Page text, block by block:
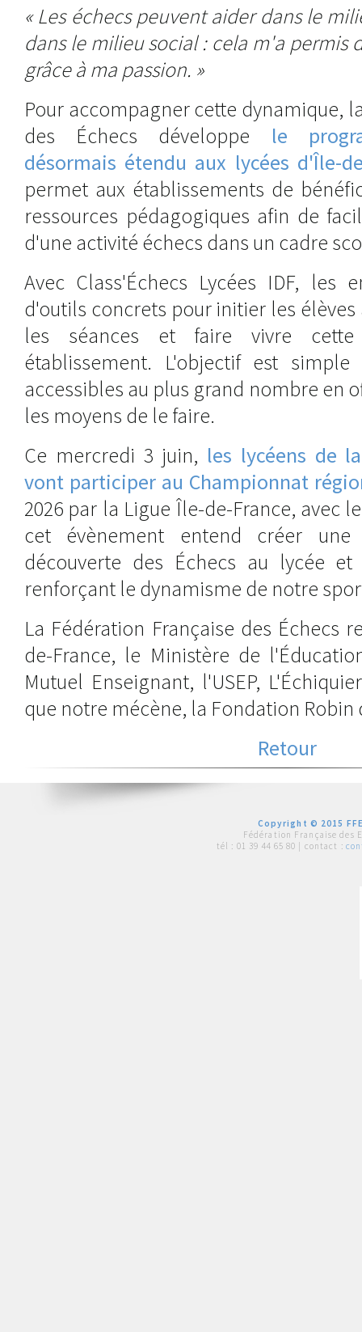
« Les échecs peuvent aider dans le
dans le milieu social : cela m'a permis
grâce à ma passion. »
Pour accompagner cette dynamique,
des Échecs développe le
désormais étendu aux lycées d'Île-
permet aux établissements de
ressources pédagogiques afin de
d'une activité échecs dans un cadre
Avec Class'Échecs Lycées IDF, les
d'outils concrets pour initier les élèves
les séances et faire vivre
établissement. L'objectif est
accessibles au plus grand nombre en
les moyens de le faire.
Ce mercredi 3 juin, les lycéens de
vont participer au Championnat
2026 par la Ligue Île-de-France, avec
cet évènement entend créer
découverte des Échecs au lycée
renforçant le dynamisme de notre
La Fédération Française des Échecs
de-France, le Ministère de
Mutuel Enseignant, l'USEP,
que notre mécène, la Fondation Robin
Retour
Copyright © 2015
Fédération Française des
tél : 01 39 44 65 80 | contact :